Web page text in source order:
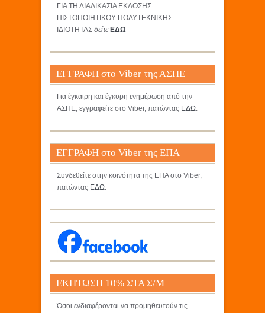
ΓΙΑ ΤΗ ΔΙΑΔΙΚΑΣΙΑ ΕΚΔΟΣΗΣ
ΠΙΣΤΟΠΟΙΗΤΙΚΟΥ ΠΟΛΥΤΕΚΝΙΚΗΣ
ΙΔΙΟΤΗΤΑΣ δείτε ΕΔΩ
ΕΓΓΡΑΦΗ στο Viber της ΑΣΠΕ
Για έγκαιρη και έγκυρη ενημέρωση από την
ΑΣΠΕ, εγγραφείτε στο Viber, πατώντας ΕΔΩ.
ΕΓΓΡΑΦΗ στο Viber της ΕΠΑ
Συνδεθείτε στην κοινότητα της ΕΠΑ στο Viber,
πατώντας ΕΔΩ.
ΕΚΠΤΩΣΗ 10% ΣΤΑ Σ/Μ
ΚΡΗΤΙΚΟΣ
Όσοι ενδιαφέρονται να προμηθευτούν τις